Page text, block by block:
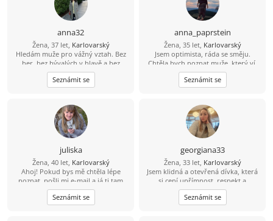
anna32
Žena, 37 let, Karlovarský
Hledám muže pro vážný vztah. Bez
her, bez bývalých v hlavě a bez
touhy "jen se dívat". Pokud jste také
unaveni osamělostí a jste připraveni
změnit role při přípravě snídaně —
nekousnu (bez důvodu).
Seznámit se
anna_paprstein
Žena, 35 let, Karlovarský
Jsem optimista, ráda se směju.
Chtěla bych poznat muže, který ví,
co chce, je inteligentní a má smysl
pro humor a dokáže mě rozesmát.
Seznámit se
juliska
Žena, 40 let, Karlovarský
Ahoj! Pokud bys mě chtěla lépe
poznat, pošli mi e-mail a já ti tam
odpovím. Nejsem tu často, takže si
na tvůj e-mail počkám, abych tě lépe
poznala.
Seznámit se
georgiana33
Žena, 33 let, Karlovarský
Jsem klidná a otevřená dívka, která
si cení upřímnost, respekt a
pozornost ve vztahu. Mám ráda
jednoduché radosti života:
procházky na čerstvém vzduchu,
Seznámit se